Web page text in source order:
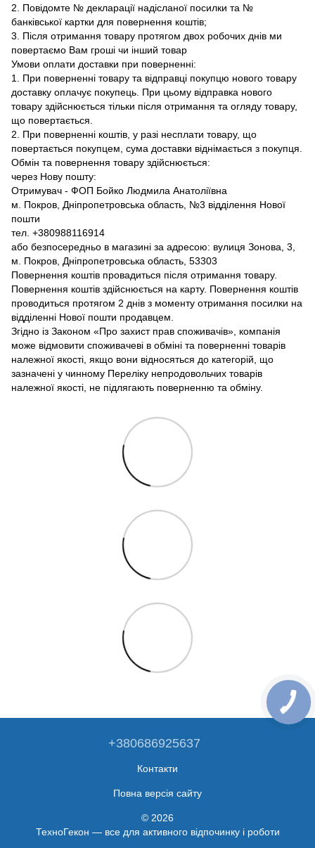
2. Повідомте № декларації надісланої посилки та №
банківської картки для повернення коштів;
3. Після отримання товару протягом двох робочих днів ми
повертаємо Вам гроші чи інший товар
Умови оплати доставки при поверненні:
1. При поверненні товару та відправці покупцю нового товару
доставку оплачує покупець. При цьому відправка нового
товару здійснюється тільки після отримання та огляду товару,
що повертається.
2. При поверненні коштів, у разі несплати товару, що
повертається покупцем, сума доставки віднімається з покупця.
Обмін та повернення товару здійснюється:
через Нову пошту:
Отримувач - ФОП Бойко Людмила Анатоліївна
м. Покров, Дніпропетровська область, №3 відділення Нової
пошти
тел. +380988116914
або безпосередньо в магазині за адресою: вулиця Зонова, 3,
м. Покров, Дніпропетровська область, 53303
Повернення коштів провадиться після отримання товару.
Повернення коштів здійснюється на карту. Повернення коштів
проводиться протягом 2 днів з моменту отримання посилки на
відділенні Нової пошти продавцем.
Згідно із Законом «Про захист прав споживачів», компанія
може відмовити споживачеві в обміні та поверненні товарів
належної якості, якщо вони відносяться до категорій, що
зазначені у чинному Переліку непродовольчих товарів
належної якості, не підлягають поверненню та обміну.
+380686925637
Контакти
Повна версія сайту
© 2026
ТехноГекон — все для активного відпочинку і роботи